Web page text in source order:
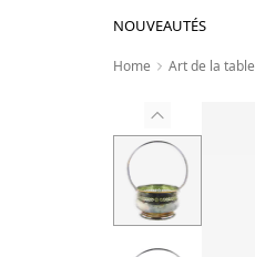
NOUVEAUTÉS
Home Art de la table